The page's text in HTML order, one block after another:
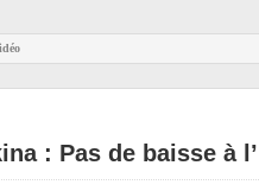
: Pas de baisse à